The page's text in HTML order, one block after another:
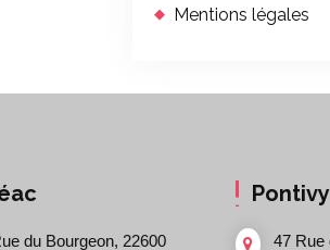
Mentions légales
du Bourgeon, 22600
Pontivy
47 Rue